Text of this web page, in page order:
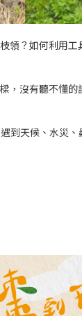
領？如何利用
，沒有聽不懂
到天候、水災